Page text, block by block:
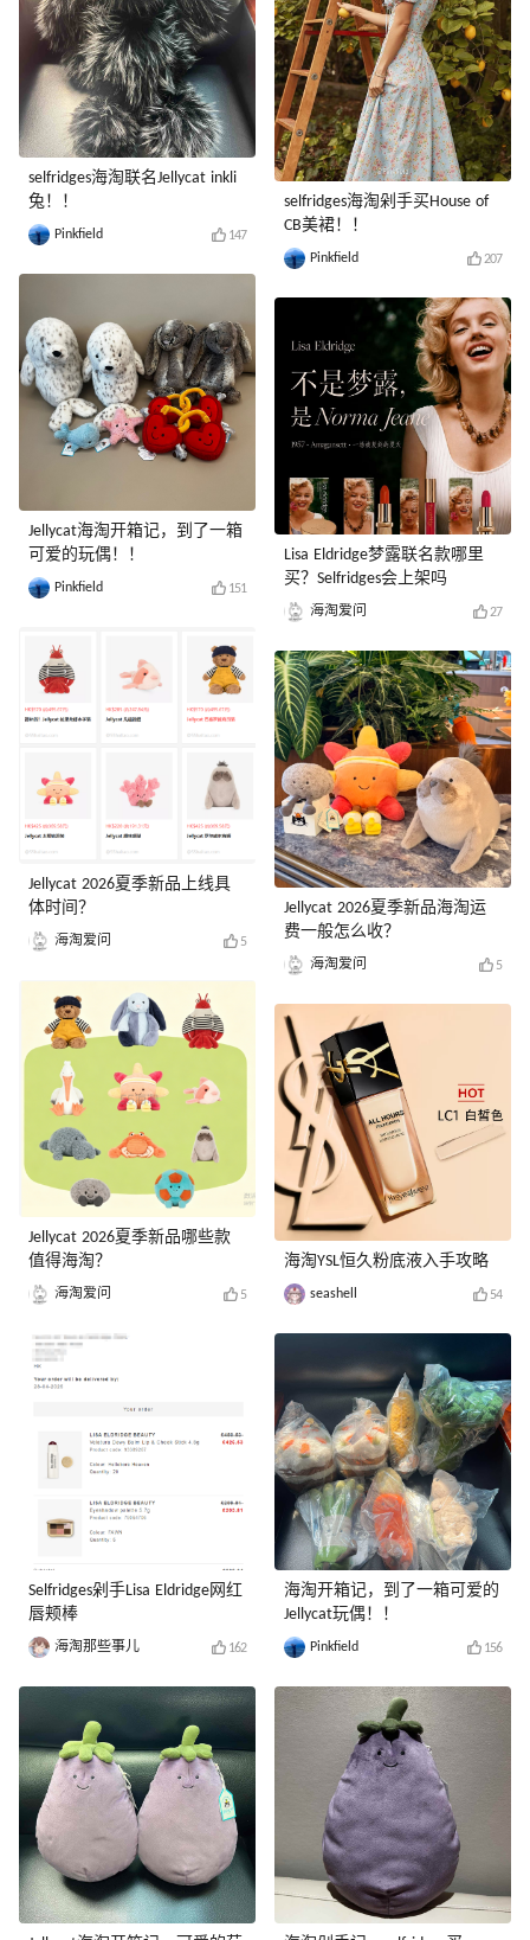
selfridges海淘联名Jellycat inkli
兔！！
Pinkfield 147
Jellycat海淘开箱记，到了一箱
可爱的玩偶！！
Pinkfield 151
Jellycat 2026夏季新品上线具
体时间？
海淘爱问 5
Jellycat 2026夏季新品哪些款
值得海淘？
海淘爱问 5
Selfridges剁手Lisa Eldridge网红
唇颊棒
海淘那些事儿 162
selfridges海淘剁手买House of
CB美裙！！
Pinkfield 207
Lisa Eldridge梦露联名款哪里
买？Selfridges会上架吗
海淘爱问 27
Jellycat 2026夏季新品海淘运
费一般怎么收？
海淘爱问 5
海淘YSL恒久粉底液入手攻略
seashell 54
海淘开箱记，到了一箱可爱的
Jellycat玩偶！！
Pinkfield 156